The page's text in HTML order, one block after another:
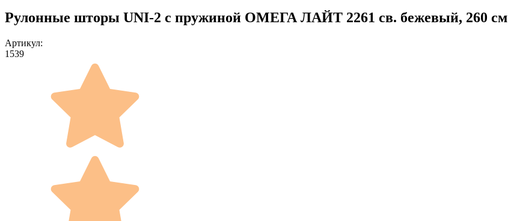
Рулонные шторы UNI-2 с пружиной ОМЕГА ЛАЙТ 2261 св. бежевый, 260 см
Артикул:
1539